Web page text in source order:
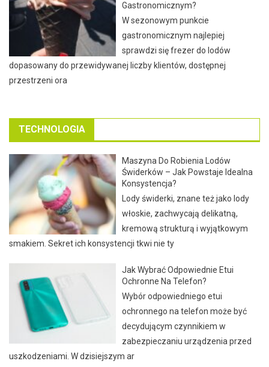
Gastronomicznym?
W sezonowym punkcie
gastronomicznym najlepiej
sprawdzi się frezer do lodów
dopasowany do przewidywanej liczby klientów, dostępnej
przestrzeni ora
TECHNOLOGIA
Maszyna Do Robienia Lodów
Świderków – Jak Powstaje Idealna
Konsystencja?
Lody świderki, znane też jako lody
włoskie, zachwycają delikatną,
kremową strukturą i wyjątkowym
smakiem. Sekret ich konsystencji tkwi nie ty
Jak Wybrać Odpowiednie Etui
Ochronne Na Telefon?
Wybór odpowiedniego etui
ochronnego na telefon może być
decydującym czynnikiem w
zabezpieczaniu urządzenia przed
uszkodzeniami. W dzisiejszym ar